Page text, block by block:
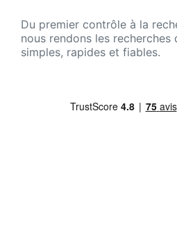
Du premier contrôle à la
nous rendons les recherches
simples, rapides et fiables.